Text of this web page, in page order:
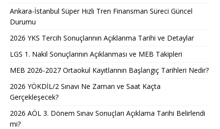
Ankara-İstanbul Süper Hızlı Tren Finansman Süreci Güncel
Durumu
2026 YKS Tercih Sonuçlarının Açıklanma Tarihi ve Detaylar
LGS 1. Nakil Sonuçlarının Açıklanması ve MEB Takipleri
MEB 2026-2027 Ortaokul Kayıtlarının Başlangıç Tarihleri Nedir?
2026 YÖKDİL/2 Sınavı Ne Zaman ve Saat Kaçta
Gerçekleşecek?
2026 AÖL 3. Dönem Sınav Sonuçları Açıklama Tarihi Belirlendi
mi?